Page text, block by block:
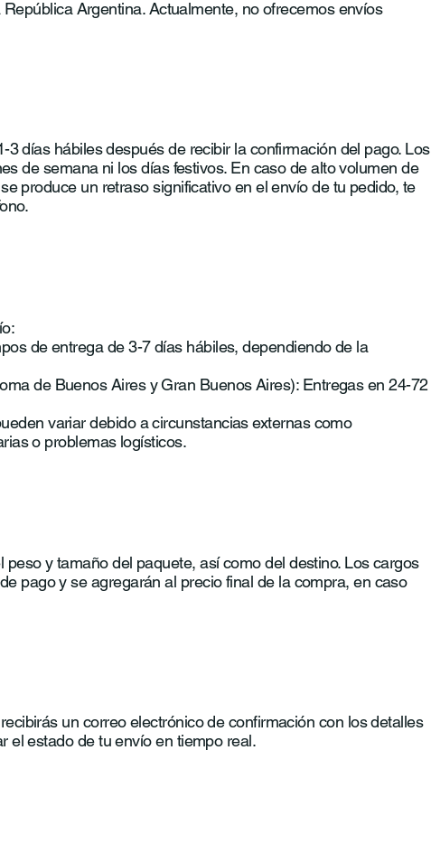
Argentina. Actualmente, no ofrecemos envíos
días hábiles después de recibir la confirmación del pago. Los
de semana ni los días festivos. En caso de alto volumen de
produce un retraso significativo en el envío de tu pedido, te
de entrega de 3-7 días hábiles, dependiendo de la
de Buenos Aires y Gran Buenos Aires): Entregas en 24-72
variar debido a circunstancias externas como
o problemas logísticos.
y tamaño del paquete, así como del destino. Los cargos
pago y se agregarán al precio final de la compra, en caso
un correo electrónico de confirmación con los detalles
el estado de tu envío en tiempo real.